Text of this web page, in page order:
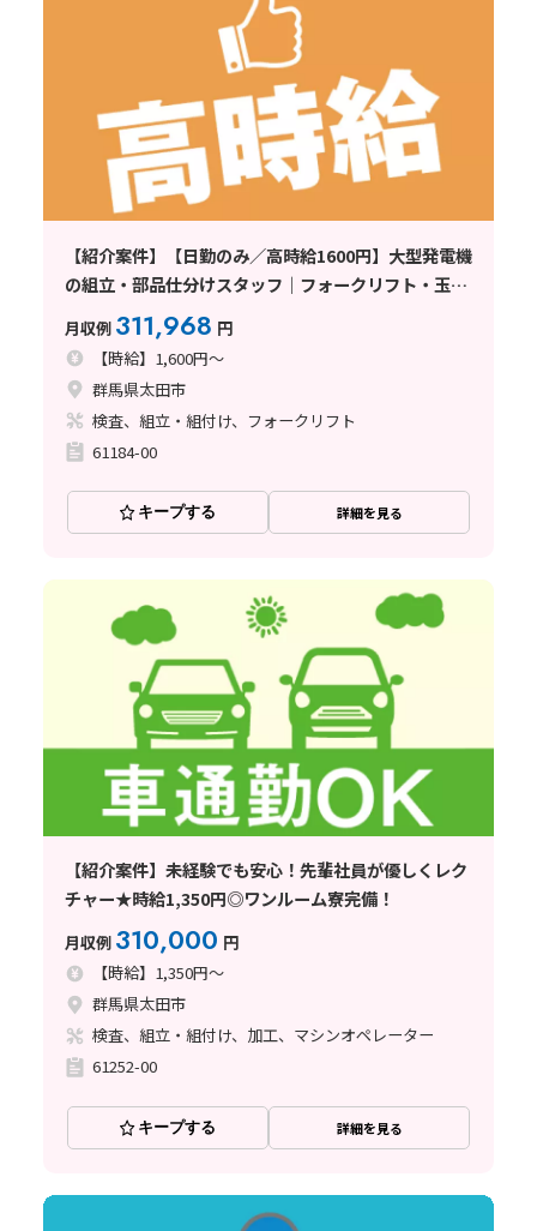
【紹介案件】【日勤のみ／高時給1600円】大型発電機
の組立・部品仕分けスタッフ｜フォークリフト・玉
掛・クレーン資格いずれか活かせる｜年間休日128日
〈群馬県太田市〉
月収例 311,968 円
【時給】1,600円～
群馬県太田市
検査、組立・組付け、フォークリフト
61184-00
キープする 詳細を見る
【紹介案件】未経験でも安心！先輩社員が優しくレク
チャー★時給1,350円◎ワンルーム寮完備！
月収例 310,000 円
【時給】1,350円～
群馬県太田市
検査、組立・組付け、加工、マシンオペレーター
61252-00
キープする 詳細を見る